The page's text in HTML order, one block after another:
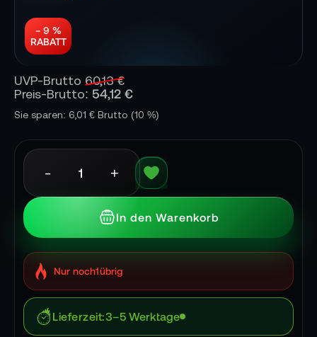
− 9 %
RABATT
UVP-Brutto 60,13 €
Preis-Brutto: 54,12 €
Sie sparen: 6,01 € Brutto (10 %)
- +
In den Warenkorb
Nur noch1übrig
Lieferzeit 3–5 Werktage